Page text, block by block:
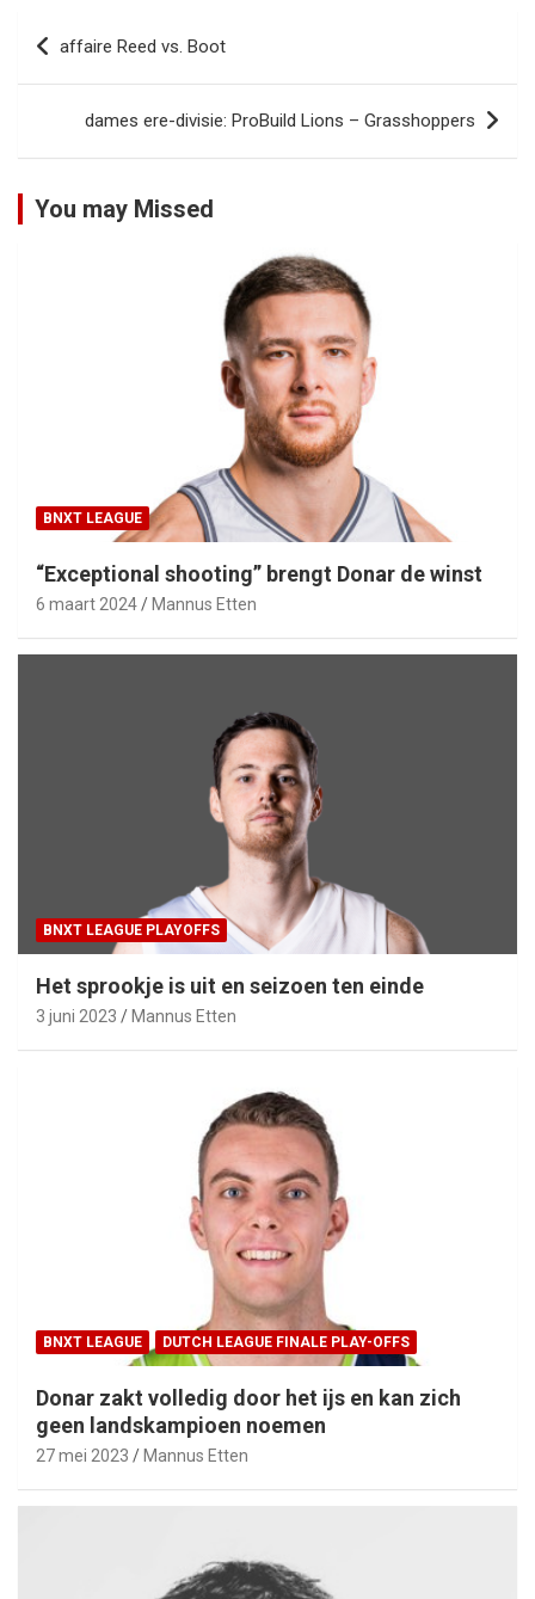
Bericht
navigatie
affaire Reed vs. Boot
dames ere-divisie: ProBuild Lions – Grasshoppers
You may Missed
BNXT LEAGUE
“Exceptional shooting” brengt Donar de winst
6 maart 2024 Mannus Etten
BNXT LEAGUE PLAYOFFS
Het sprookje is uit en seizoen ten einde
3 juni 2023 Mannus Etten
BNXT LEAGUE DUTCH LEAGUE FINALE PLAY-OFFS
Donar zakt volledig door het ijs en kan zich
geen landskampioen noemen
27 mei 2023 Mannus Etten